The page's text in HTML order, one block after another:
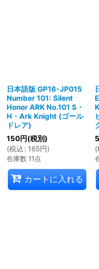
日本語版 GP16-JP015
Number 101: Silent
Honor ARK No.101 S・
H・Ark Knight (ゴール
ドレア)
150円(税別)
(税込 : 165円)
在庫数 11点
カートに入れる
(